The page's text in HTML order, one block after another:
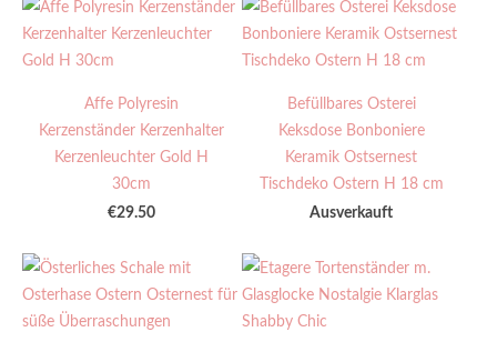
Affe Polyresin
Kerzenständer Kerzenhalter
Kerzenleuchter Gold H
30cm
€29.50
Befüllbares Osterei
Keksdose Bonboniere
Keramik Ostsernest
Tischdeko Ostern H 18 cm
Ausverkauft